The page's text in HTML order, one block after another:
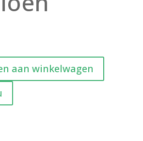
aan winkelwagen